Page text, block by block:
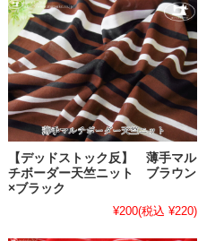
【デッドストック反】 薄手マル
チボーダー天竺ニット ブラウン
×ブラック
¥200(税込 ¥220)